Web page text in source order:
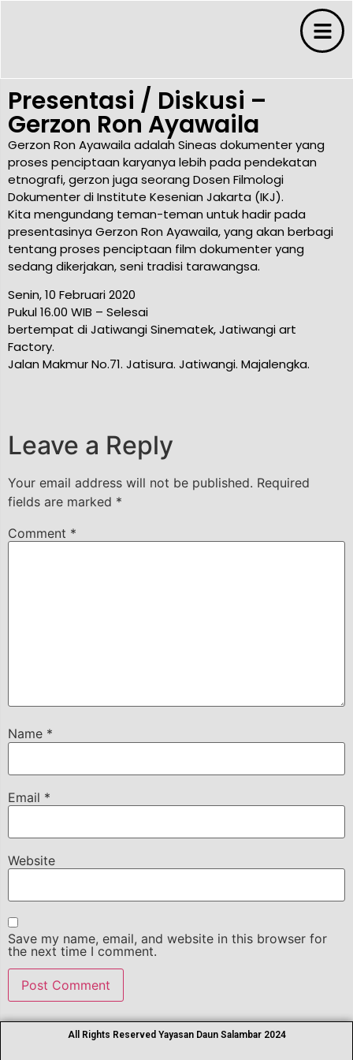
Presentasi / Diskusi –
Gerzon Ron Ayawaila
Gerzon Ron Ayawaila adalah Sineas dokumenter yang
proses penciptaan karyanya lebih pada pendekatan
etnografi, gerzon juga seorang Dosen Filmologi
Dokumenter di Institute Kesenian Jakarta (IKJ).
Kita mengundang teman-teman untuk hadir pada
presentasinya Gerzon Ron Ayawaila, yang akan berbagi
tentang proses penciptaan film dokumenter yang
sedang dikerjakan, seni tradisi tarawangsa.
Senin, 10 Februari 2020
Pukul 16.00 WIB – Selesai
bertempat di Jatiwangi Sinematek, Jatiwangi art
Factory.
Jalan Makmur No.71. Jatisura. Jatiwangi. Majalengka.
Leave a Reply
Your email address will not be published. Required
fields are marked *
Comment *
Name *
Email *
Website
Save my name, email, and website in this browser for
the next time I comment.
All Rights Reserved Yayasan Daun Salambar 2024